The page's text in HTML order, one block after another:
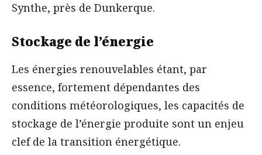
Synthe, près de Dunkerque.
Stockage de l’énergie
Les énergies renouvelables étant, par
essence, fortement dépendantes des
conditions météorologiques, les capacités de
stockage de l’énergie produite sont un enjeu
clef de la transition énergétique.